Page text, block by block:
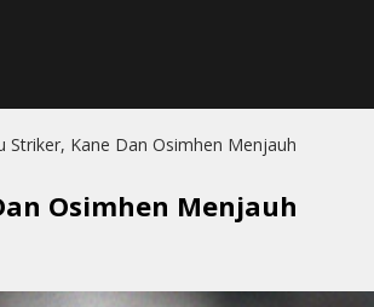
Striker, Kane Dan Osimhen Menjauh
Osimhen Menjauh